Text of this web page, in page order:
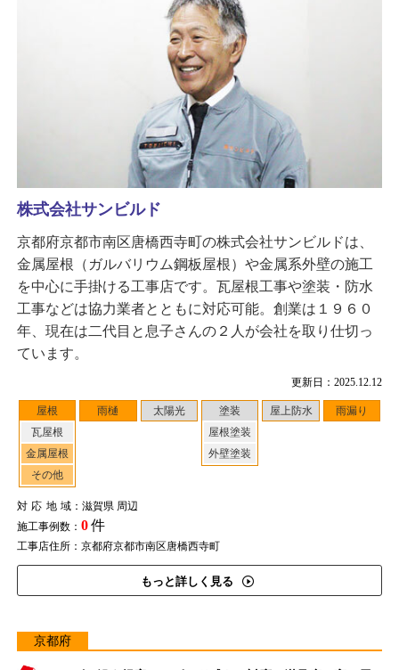
更新日：2025.12.12
屋根
瓦屋根
金属屋根
その他
雨樋 太陽光
塗装
屋根塗装
外壁塗装
屋上防水 雨漏り
対応地域：滋賀県 周辺
施工事例数： 0件
工事店住所：京都府京都市南区唐橋西寺町
もっと詳しく見る
株式会社サンビルド
京都府京都市南区唐橋西寺町の株式会社サンビルドは、
金属屋根（ガルバリウム鋼板屋根）や金属系外壁の施工
を中心に手掛ける工事店です。瓦屋根工事や塗装・防水
工事などは協力業者とともに対応可能。創業は１９６０
年、現在は二代目と息子さんの２人が会社を取り仕切っ
ています。
京都府